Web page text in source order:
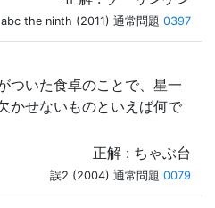
abc the ninth (2011) 通常問題 0397
ついた食卓のことで、星一
かせないものといえば何で
正解 : ちゃぶ台
誤2 (2004) 通常問題 0079